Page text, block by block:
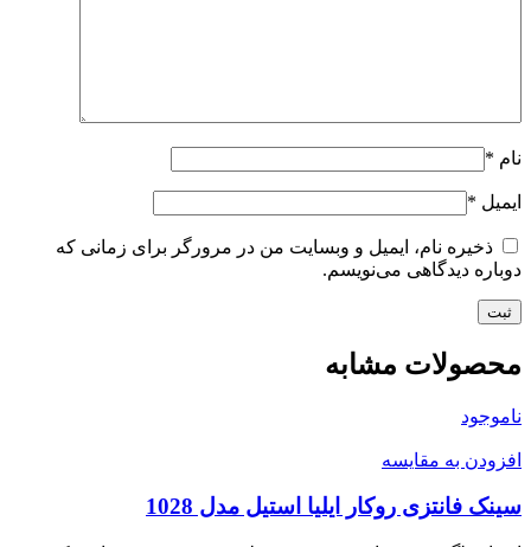
نام *
ایمیل *
ذخیره نام، ایمیل و وبسایت من در مرورگر برای زمانی که
دوباره دیدگاهی می‌نویسم.
محصولات مشابه
ناموجود
افزودن به مقایسه
سینک فانتزی روکار ایلیا استیل مدل 1028